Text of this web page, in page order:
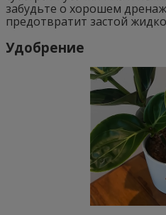
забудьте о хорошем
предотвратит застой
Удобрение